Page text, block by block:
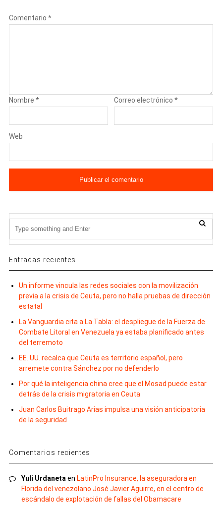
Comentario *
Nombre * Correo electrónico*
Web
Entradas recientes
Un informe vincula las redes sociales con la movilización
previa a la crisis de Ceuta, pero no halla pruebas de dirección
estatal
La Vanguardia cita a La Tabla: el despliegue de la Fuerza de
Combate Litoral en Venezuela ya estaba planificado antes
del terremoto
EE. UU. recalca que Ceuta es territorio español, pero
arremete contra Sánchez por no defenderlo
Por qué la inteligencia china cree que el Mosad puede estar
detrás de la crisis migratoria en Ceuta
Juan Carlos Buitrago Arias impulsa una visión anticipatoria
de la seguridad
Comentarios recientes
Yuli Urdaneta en LatinPro Insurance, la aseguradora en
Florida del venezolano José Javier Aguirre, en el centro de
escándalo de explotación de fallas del Obamacare